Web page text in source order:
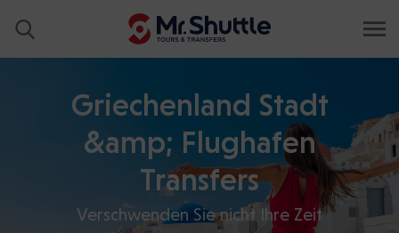
Griechenland Stadt
&amp; Flughafen
Transfers
Verschwenden Sie nicht Ihre Zeit